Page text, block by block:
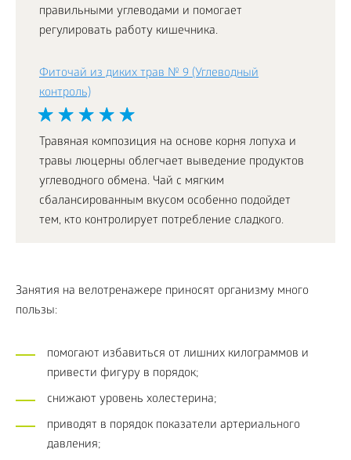
правильными углеводами и помогает
регулировать работу кишечника.
Фиточай из диких трав № 9 (Углеводный
контроль)
Травяная композиция на основе корня лопуха и
травы люцерны облегчает выведение продуктов
углеводного обмена. Чай с мягким
сбалансированным вкусом особенно подойдет
тем, кто контролирует потребление сладкого.
Занятия на велотренажере приносят организму много
пользы:
помогают избавиться от лишних килограммов и
привести фигуру в порядок;
снижают уровень холестерина;
приводят в порядок показатели артериального
давления;